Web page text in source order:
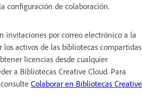
configuración de colaboración.
invitaciones por correo electrónico a la
los activos de las bibliotecas compartidas
licencias desde cualquier
a Bibliotecas Creative Cloud. Para
Colaborar en Bibliotecas Creative